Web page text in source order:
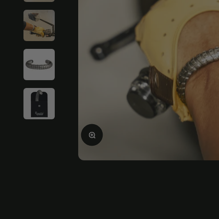
Ampliar la imagen